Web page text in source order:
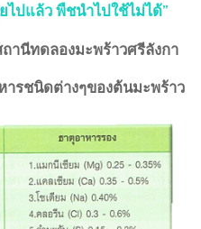
ไปแล้ว พืชนำไปใช้ไม่ได้”
านีทดลองมะพร้าวศรีลังกา
ารชนิดต่างๆของต้นมะพร้าว